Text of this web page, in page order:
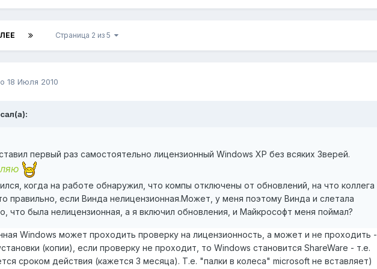
Страница 2 из 5
18 Июля 2010
первый раз самостоятельно лицензионный Windows XP без всяких Зверей.
когда на работе обнаружил, что компы отключены от обновлений, на что коллега
правильно, если Винда нелицензионная.Может, у меня поэтому Винда и слетала
что была нелицензионная, а я включил обновления, и Майкрософт меня поймал?
Windows может проходить проверку на лицензионность, а может и не проходить -
(копии), если проверку не проходит, то Windows становится ShareWare - т.е.
сроком действия (кажется 3 месяца). Т.е. "палки в колеса" microsoft не вставляет)